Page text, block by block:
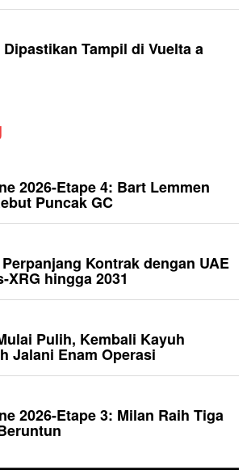
Tampil di Vuelta a
2026-Etape 4: Bart Lemmen
Puncak GC
Kontrak dengan UAE
XRG hingga 2031
Pulih, Kembali Kayuh
Jalani Enam Operasi
2026-Etape 3: Milan Raih Tiga